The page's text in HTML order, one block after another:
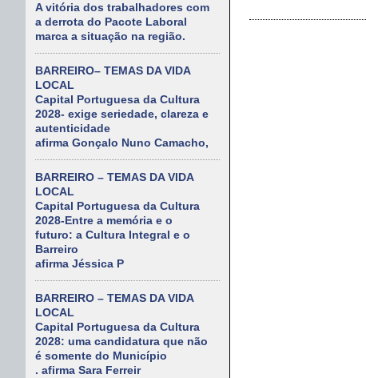
A vitória dos trabalhadores com
a derrota do Pacote Laboral
marca a situação na região.
BARREIRO– TEMAS DA VIDA
LOCAL
Capital Portuguesa da Cultura
2028- exige seriedade, clareza e
autenticidade
afirma Gonçalo Nuno Camacho,
BARREIRO – TEMAS DA VIDA
LOCAL
Capital Portuguesa da Cultura
2028-Entre a memória e o
futuro: a Cultura Integral e o
Barreiro
afirma Jéssica P
BARREIRO – TEMAS DA VIDA
LOCAL
Capital Portuguesa da Cultura
2028: uma candidatura que não
é somente do Município
. afirma Sara Ferreir